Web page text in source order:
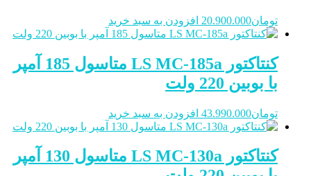
تومان20.900.000 افزودن به سبد خرید
کنتاکتور LS MC-185a متاسول 185 آمپر
با بوبین 220 ولت
تومان43.990.000 افزودن به سبد خرید
کنتاکتور LS MC-130a متاسول 130 آمپر